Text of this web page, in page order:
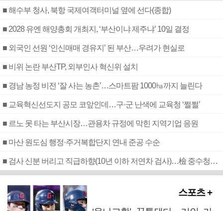
■ 해수부 청사, 북항 국제여객터미널 옆에 선다(종합)
■ 2028 유엔 해양총회 개최지, ‘부산이냐 제주냐’ 10일 결정
■ 외국인 선원 ‘인신매매 경유지’ 된 부산…우려가 현실로
■ 비위 논란 부산TP, 외부인사 혁신위 설치
■ 경남 농정 비전 ‘잘 사는 농촌’…스마트팜 1000㏊까지 늘린다
■ 교육혁신선도지 공모 코앞인데…구·군 난색에 교육청 ‘쩔쩔’
■ 르노 못 타는 부산시장…관용차 규정에 막힌 지역기업 응원
■ 마산 원도심 행정·주거복합단지 연내 준공 수순
■ 검사 신분 버리고 직급하향(10년 이하 저연차 검사)…檢 중수청행 기피
스포츠 +